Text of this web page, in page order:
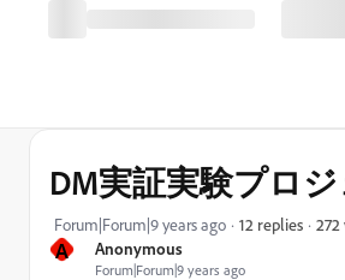
A Anonymous
Forum|Forum|9 years ago
DM実証実験プロ
Forum|Forum|9 years ago 12 replies 272